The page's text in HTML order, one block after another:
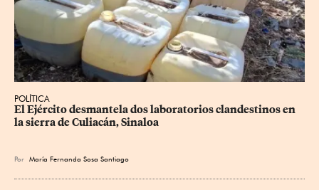
POLÍTICA
El Ejército desmantela dos laboratorios clandestinos en
la sierra de Culiacán, Sinaloa
Por María Fernanda Sosa Santiago